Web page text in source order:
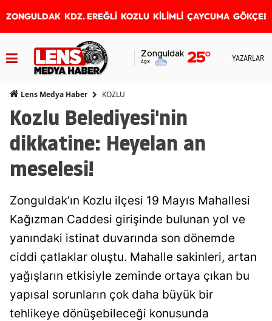
ZONGULDAK KDZ. EREĞLİ KOZLU KİLİMLİ ÇAYCUMA
Zonguldak
Açık 25° YAZARLAR
Lens Medya Haber KOZLU
Kozlu Belediyesi'nin
dikkatine: Heyelan an
meselesi!
Zonguldak’ın Kozlu ilçesi 19 Mayıs Mahallesi
Kağızman Caddesi girişinde bulunan yol ve
yanındaki istinat duvarında son dönemde
ciddi çatlaklar oluştu. Mahalle sakinleri, artan
yağışların etkisiyle zeminde ortaya çıkan bu
yapısal sorunların çok daha büyük bir
tehlikeye dönüşebileceği konusunda